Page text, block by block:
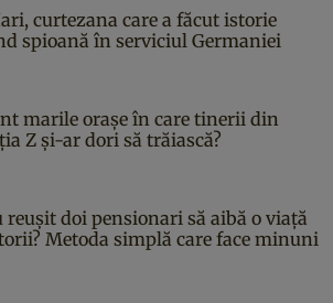
curtezana care a făcut istorie
spioană în serviciul Germaniei
marile orașe în care tinerii din
Z și-ar dori să trăiască?
reușit doi pensionari să aibă o viață
Metoda simplă care face minuni